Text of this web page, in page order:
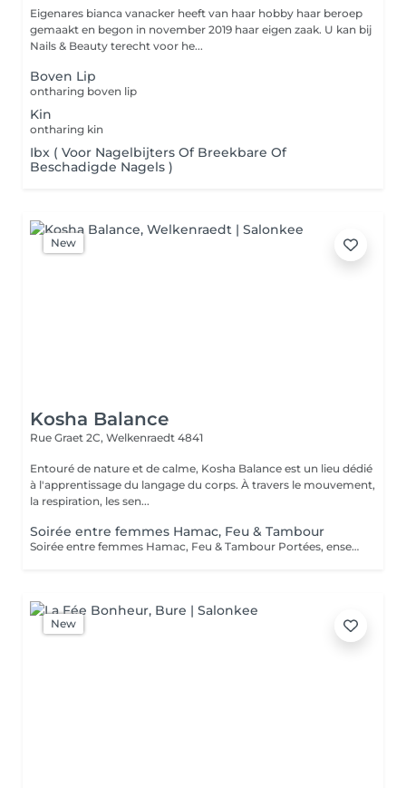
Eigenares bianca vanacker heeft van haar hobby haar beroep
gemaakt en begon in november 2019 haar eigen zaak. U kan bij
Nails & Beauty terecht voor he...
Boven Lip
ontharing boven lip
Kin
ontharing kin
Ibx ( Voor Nagelbijters Of Breekbare Of
Beschadigde Nagels )
New
Kosha Balance
Rue Graet 2C, Welkenraedt 4841
Entouré de nature et de calme, Kosha Balance est un lieu dédié
à l'apprentissage du langage du corps. À travers le mouvement,
la respiration, les sen...
Soirée entre femmes Hamac, Feu & Tambour
Soirée entre femmes Hamac, Feu & Tambour Portées, ensemble Une soirée entre femmes pour retrouver un espace de présence, de mouvement et de douceur, portée par le hamac, le groupe, le feu et les vibrations profondes du tambour. Vendredi 14 août 2026 De 18h00 à 22h00 75 € Maximum 10 participantes Sur Salonkee : achetez d'abord votre place, puis effectuez votre réservation. Les places sont limitées.
New